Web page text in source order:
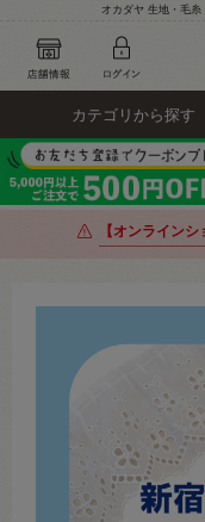
オカダヤ 生地・毛糸
カテゴリから探す
【オンライン